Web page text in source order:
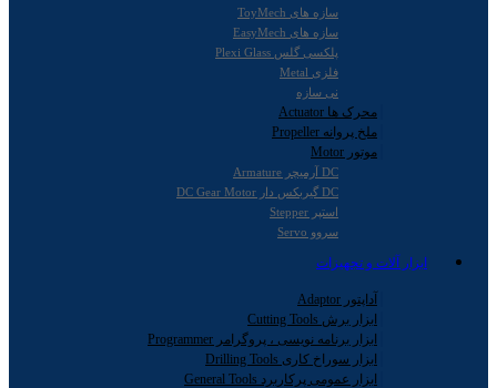
سازه های ToyMech
سازه های EasyMech
پلکسی گلس Plexi Glass
فلزی Metal
نی سازه
محرک ها Actuator
ملخ پروانه Propeller
موتور Motor
DC آرمیچر Armature
DC گیربکس دار DC Gear Motor
استپر Stepper
سروو Servo
ابزار آلات و تجهیزات
آداپتور Adaptor
ابزار برش Cutting Tools
ابزار برنامه نویسی ، پروگرامر Programmer
ابزار سوراخ کاری Drilling Tools
ابزار عمومی پرکاربرد General Tools